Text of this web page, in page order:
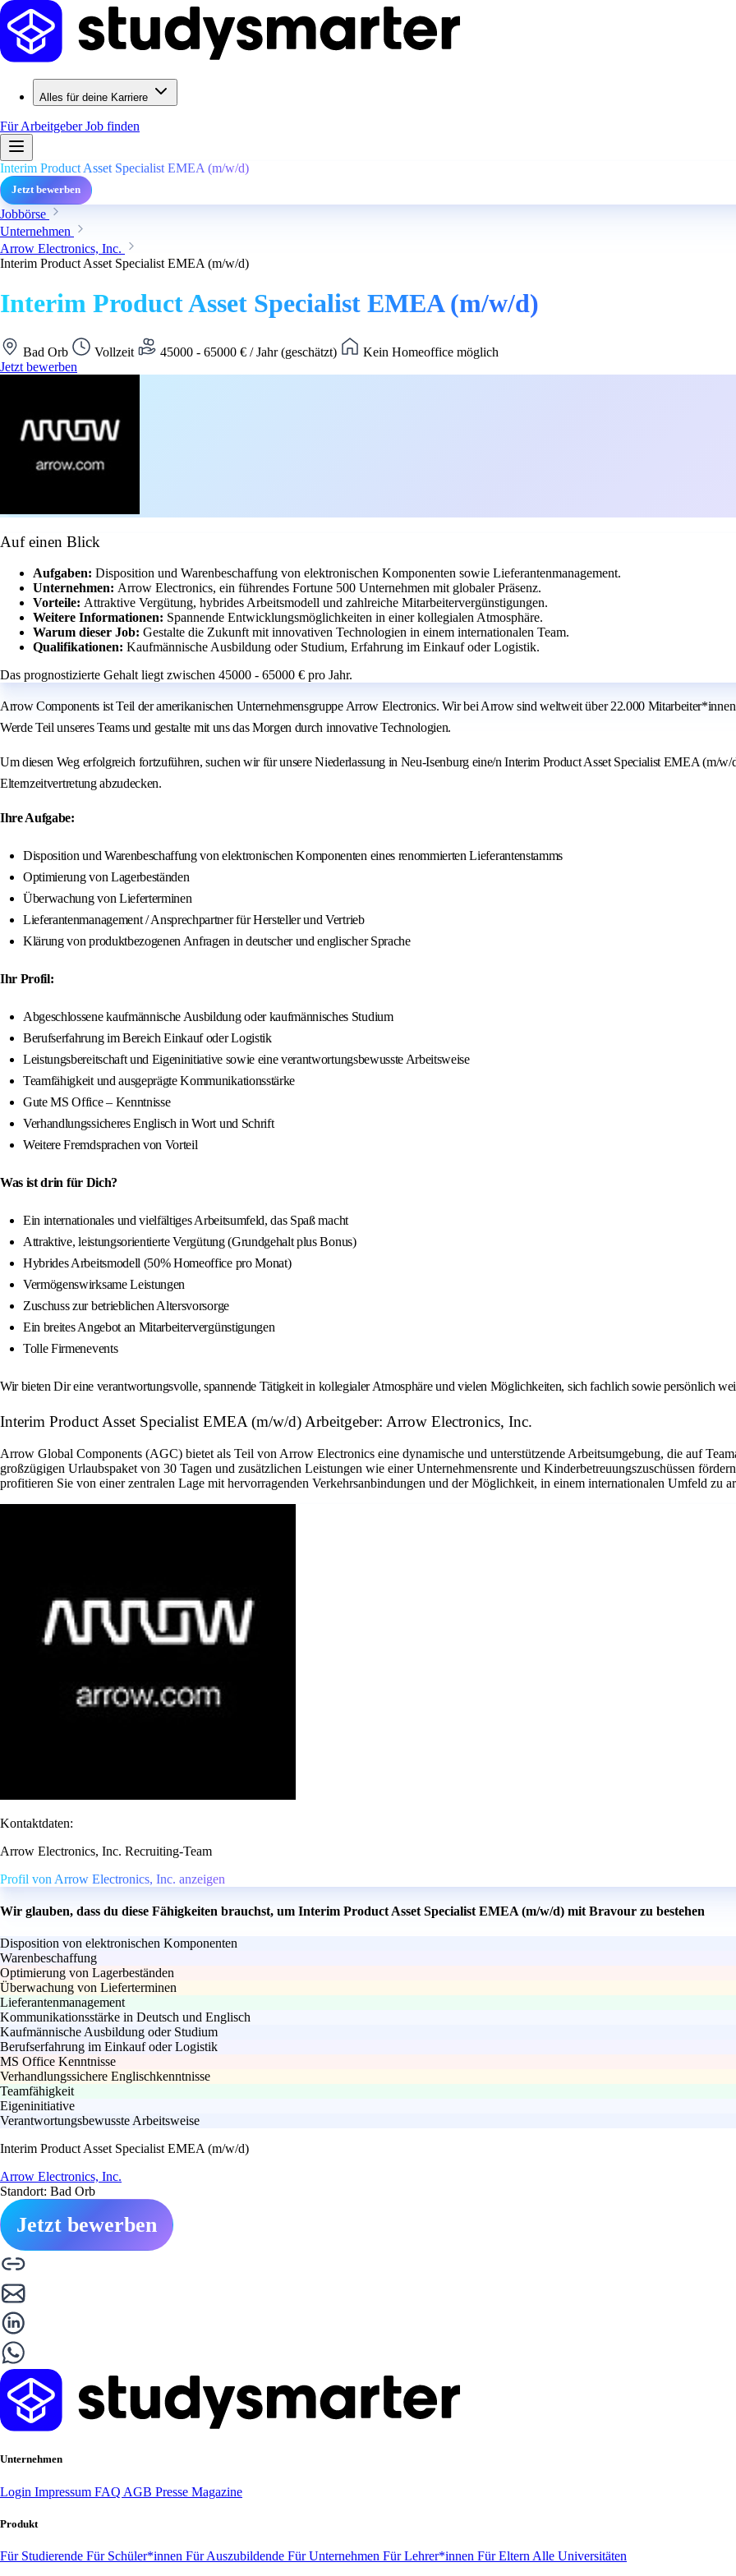
Alles für deine Karriere
Für ArbeitgeberJob finden
Interim Product Asset Specialist EMEA (m/w/d)
Jetzt bewerben
Jobbörse
Unternehmen
Arrow Electronics, Inc.
Interim Product Asset Specialist EMEA (m/w/d)
Interim Product Asset Specialist EMEA (m/w/d)
Bad Orb Vollzeit 45000 - 65000 € / Jahr (geschätzt)
Kein Homeoffice möglich
Jetzt bewerben
Auf einen Blick
Aufgaben: Disposition und Warenbeschaffung von elektronischen Komponenten sowie Lieferantenmanagement.
Unternehmen: Arrow Electronics, ein führendes Fortune 500 Unternehmen mit globaler Präsenz.
Vorteile: Attraktive Vergütung, hybrides Arbeitsmodell und zahlreiche Mitarbeitervergünstigungen.
Weitere Informationen: Spannende Entwicklungsmöglichkeiten in einer kollegialen Atmosphäre.
Warum dieser Job: Gestalte die Zukunft mit innovativen Technologien in einem internationalen Team.
Qualifikationen: Kaufmännische Ausbildung oder Studium, Erfahrung im Einkauf oder Logistik.
Das prognostizierte Gehalt liegt zwischen 45000 - 65000 € pro Jahr.
Arrow Components ist Teil der amerikanischen Unternehmensgruppe Arrow Electronics. Wir bei Arrow sind weltweit über 22.000
Werde Teil unseres Teams und gestalte mit uns das Morgen durch innovative Technologien.
Um diesen Weg erfolgreich fortzuführen, suchen wir für unsere Niederlassung in Neu-Isenburg eine/n Interim Product Asset Specialist EMEA (m/
Elternzeitvertretung abzudecken.
Ihre Aufgabe:
Disposition und Warenbeschaffung von elektronischen Komponenten eines renommierten Lieferantenstamms
Optimierung von Lagerbeständen
Überwachung von Lieferterminen
Lieferantenmanagement / Ansprechpartner für Hersteller und Vertrieb
Klärung von produktbezogenen Anfragen in deutscher und englischer Sprache
Ihr Profil:
Abgeschlossene kaufmännische Ausbildung oder kaufmännisches Studium
Berufserfahrung im Bereich Einkauf oder Logistik
Leistungsbereitschaft und Eigeninitiative sowie eine verantwortungsbewusste Arbeitsweise
Teamfähigkeit und ausgeprägte Kommunikationsstärke
Gute MS Office – Kenntnisse
Verhandlungssicheres Englisch in Wort und Schrift
Weitere Fremdsprachen von Vorteil
Was ist drin für Dich?
Ein internationales und vielfältiges Arbeitsumfeld, das Spaß macht
Attraktive, leistungsorientierte Vergütung (Grundgehalt plus Bonus)
Hybrides Arbeitsmodell (50% Homeoffice pro Monat)
Vermögenswirksame Leistungen
Zuschuss zur betrieblichen Altersvorsorge
Ein breites Angebot an Mitarbeitervergünstigungen
Tolle Firmenevents
Wir bieten Dir eine verantwortungsvolle, spannende Tätigkeit in kollegialer Atmosphäre und vielen Möglichkeiten, sich fachlich sowie persönlich
Interim Product Asset Specialist EMEA (m/w/d) Arbeitgeber: Arrow Electronics, Inc.
Arrow Global Components (AGC) bietet als Teil von Arrow Electronics eine dynamische und unterstützende Arbeitsumgebung, die auf
großzügigen Urlaubspaket von 30 Tagen und zusätzlichen Leistungen wie einer Unternehmensrente und Kinderbetreuungszuschüssen
profitieren Sie von einer zentralen Lage mit hervorragenden Verkehrsanbindungen und der Möglichkeit, in einem internationalen Umfeld zu
Kontaktdaten:
Arrow Electronics, Inc. Recruiting-Team
Profil von Arrow Electronics, Inc. anzeigen
Wir glauben, dass du diese Fähigkeiten brauchst, um Interim Product Asset Specialist EMEA (m/w/d) mit Bravour zu bestehen
Disposition von elektronischen Komponenten
Warenbeschaffung
Optimierung von Lagerbeständen
Überwachung von Lieferterminen
Lieferantenmanagement
Kommunikationsstärke in Deutsch und Englisch
Kaufmännische Ausbildung oder Studium
Berufserfahrung im Einkauf oder Logistik
MS Office Kenntnisse
Verhandlungssichere Englischkenntnisse
Teamfähigkeit
Eigeninitiative
Verantwortungsbewusste Arbeitsweise
Interim Product Asset Specialist EMEA (m/w/d)
Arrow Electronics, Inc.
Standort: Bad Orb
Jetzt bewerben
Unternehmen
Login Impressum FAQ AGB Presse Magazine
Produkt
Für Studierende Für Schüler*innen Für Auszubildende Für Unternehmen Für Lehrer*innen Für Eltern Alle Universitäten